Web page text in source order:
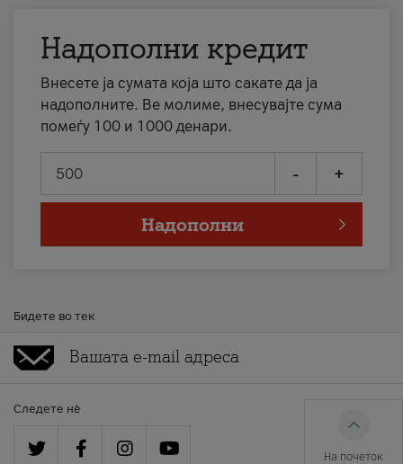
Надополни кредит
Внесете ја сумата која што сакате да ја
надополните. Ве молиме, внесувајте сума
помеѓу 100 и 1000 денари.
- +
Надополни
Бидете во тек
Следете нè
На почеток